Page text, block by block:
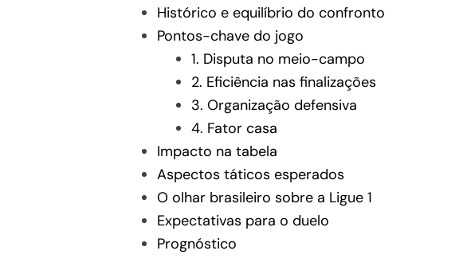
Histórico e equilíbrio do confronto
Pontos-chave do jogo
1. Disputa no meio-campo
2. Eficiência nas finalizações
3. Organização defensiva
4. Fator casa
Impacto na tabela
Aspectos táticos esperados
O olhar brasileiro sobre a Ligue 1
Expectativas para o duelo
Prognóstico